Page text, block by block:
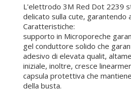
L'elettrodo 3M Red Dot 2239
delicato sulla cute,
Caratteristiche:
supporto in Microporeche
gel conduttore solido che
adesivo di elevata qualit,
iniziale, inoltre, cresce
capsula protettiva che
della busta.